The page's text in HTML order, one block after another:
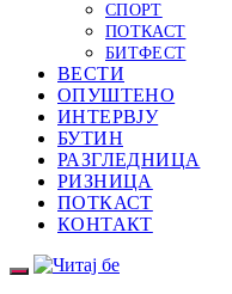
СПОРТ
ПОТКАСТ
БИТФЕСТ
ВЕСТИ
ОПУШТЕНО
ИНТЕРВЈУ
БУТИН
РАЗГЛЕДНИЦА
РИЗНИЦА
ПОТКАСТ
КОНТАКТ